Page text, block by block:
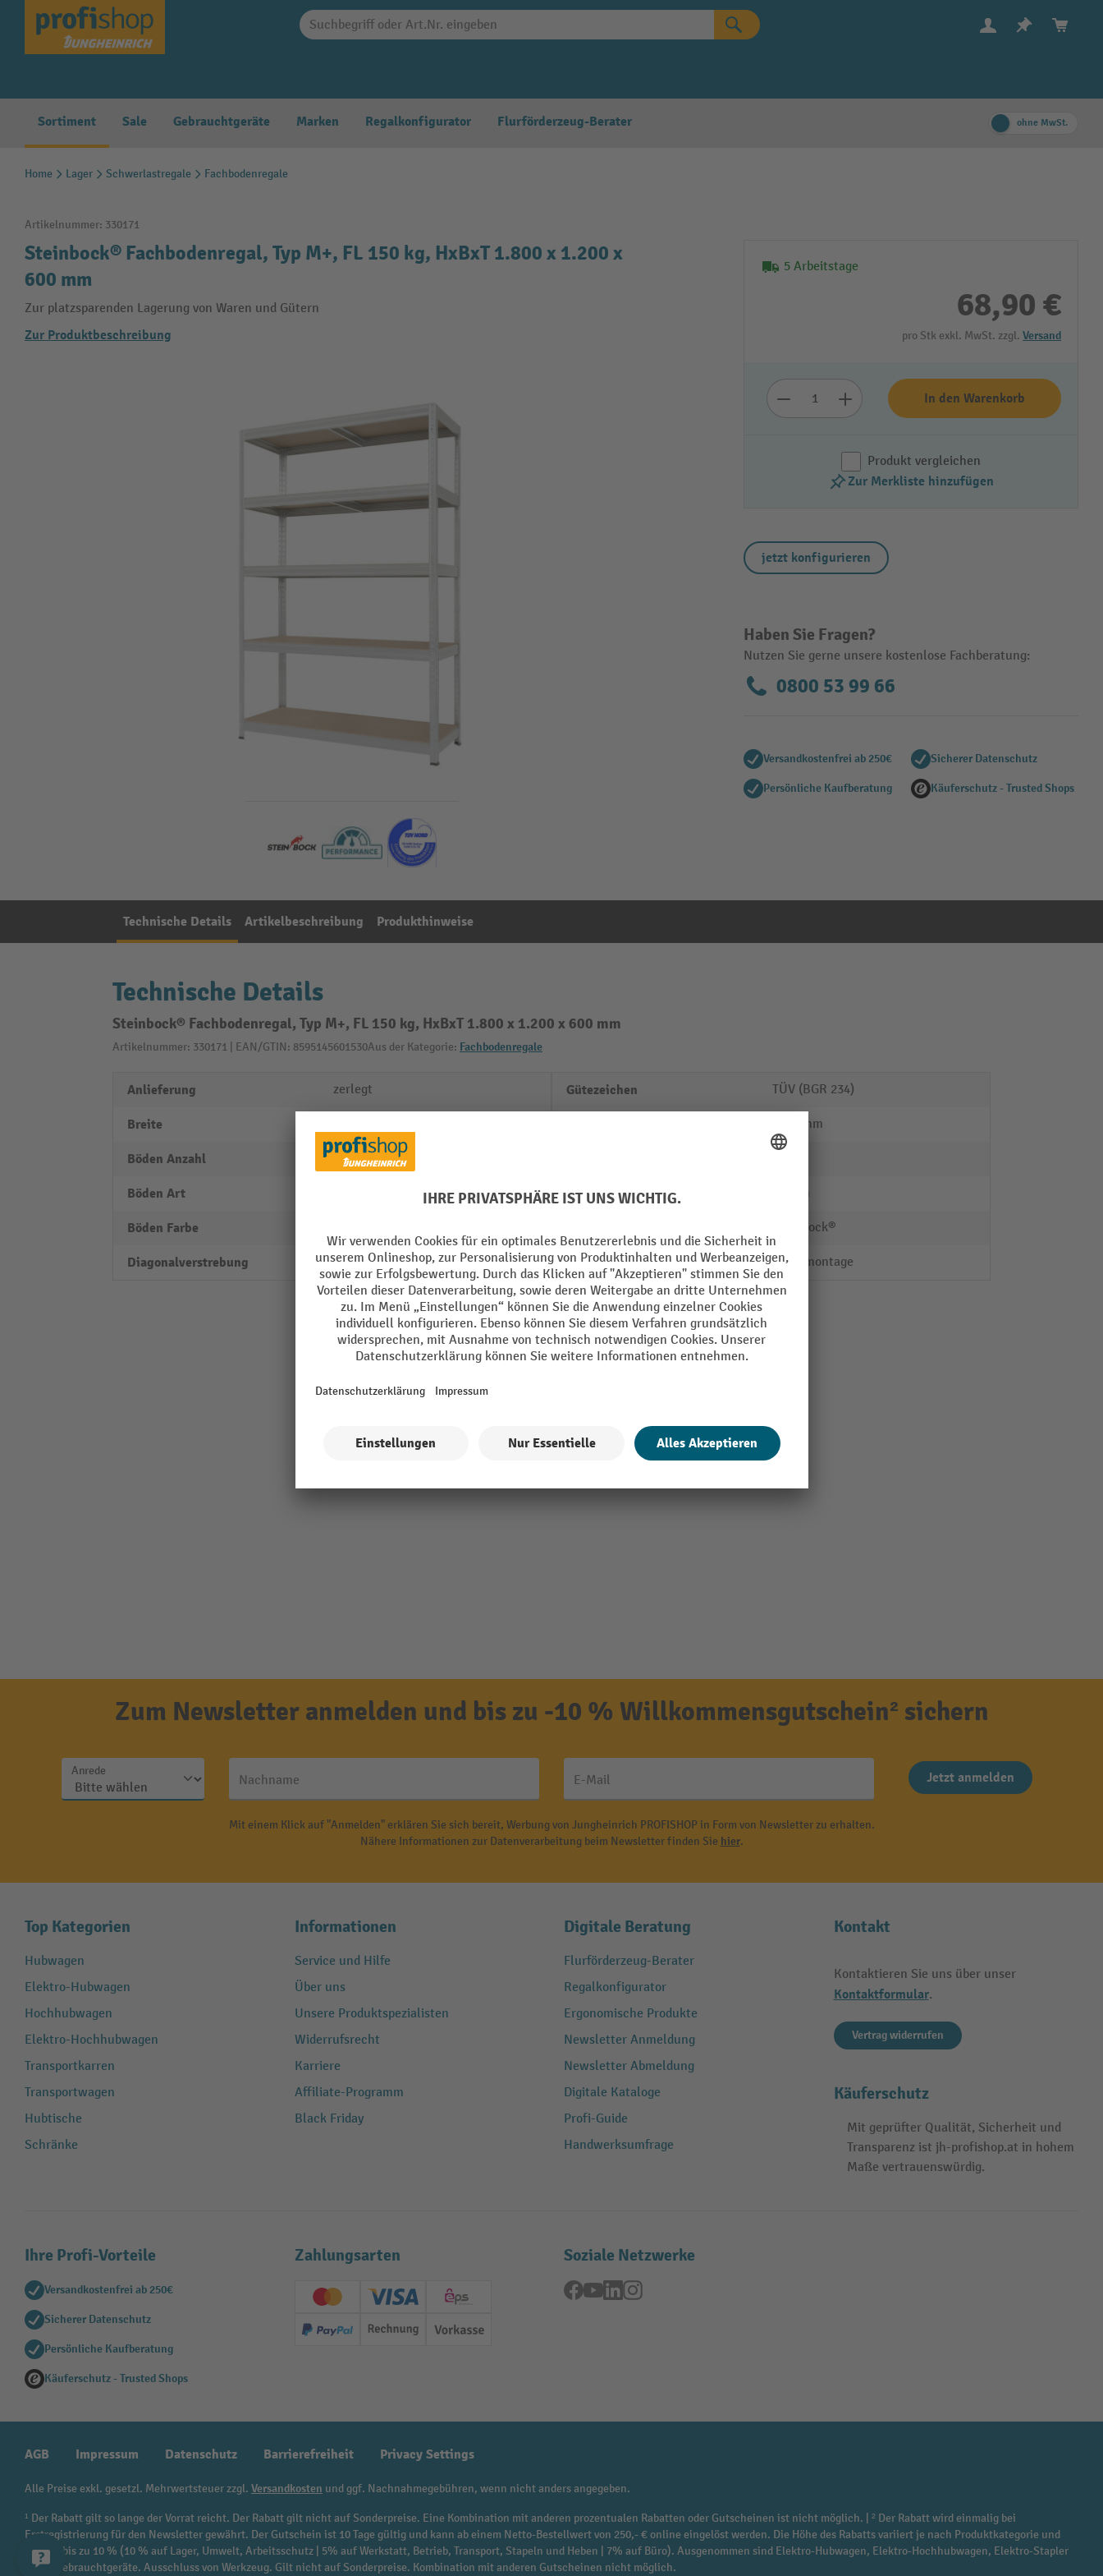
Zur Hauptnavigation springen
Sortiment Sale Gebrauchtgeräte Marken Regalkonfigurator Flurförderzeug-Berater ohne MwSt.
Home Lager Schwerlastregale Fachbodenregale
Artikelnummer: 330171
Steinbock® Fachbodenregal, Typ M+, FL 150 kg, HxBxT 1.800 x 1.200 x
600 mm
Zur platzsparenden Lagerung von Waren und Gütern
Zur Produktbeschreibung
5 Arbeitstage
68,90 €
pro Stk exkl. MwSt. zzgl. Versand
In den Warenkorb
Produkt vergleichen
Zur Merkliste hinzufügen
jetzt konfigurieren
Haben Sie Fragen?
Nutzen Sie gerne unsere kostenlose Fachberatung:
0800 53 99 66
Versandkostenfrei ab 250€ Sicherer Datenschutz
Persönliche Kaufberatung Käuferschutz - Trusted Shops
Technische Details Artikelbeschreibung Produkthinweise
Technische Details
Steinbock® Fachbodenregal, Typ M+, FL 150 kg, HxBxT 1.800 x 1.200 x 600 mm
Artikelnummer: 330171 | EAN/GTIN: 8595145601530Aus der Kategorie: Fachbodenregale
Anlieferung zerlegt
Breite
Böden Anzahl 5
Böden Art
Böden Farbe
Diagonalverstrebung nein
Gütezeichen TÜV (BGR 234)
1800 mm
Lochraster 35 mm
Steinbock®
Montage Steckmontage
Alle technische Details anzeigen
Zum Newsletter anmelden und bis zu -10 % Willkommensgutschein² sichern
Anrede
Nachname E-Mail Jetzt anmelden
Mit einem Klick auf "Anmelden" erklären Sie sich bereit, Werbung von Jungheinrich PROFISHOP in Form von Newsletter zu erhalten.
Nähere Informationen zur Datenverarbeitung beim Newsletter finden Sie hier.
Top Kategorien
Hubwagen
Elektro-Hubwagen
Hochhubwagen
Elektro-Hochhubwagen
Transportkarren
Transportwagen
Hubtische
Schränke
Informationen
Service und Hilfe
Über uns
Unsere Produktspezialisten
Widerrufsrecht
Karriere
Affiliate-Programm
Black Friday
Digitale Beratung
Flurförderzeug-Berater
Regalkonfigurator
Ergonomische Produkte
Newsletter Anmeldung
Newsletter Abmeldung
Digitale Kataloge
Profi-Guide
Handwerksumfrage
Kontakt
Kontaktieren Sie uns über unser
Kontaktformular.
Vertrag widerrufen
Käuferschutz
Mit geprüfter Qualität, Sicherheit und
Transparenz ist jh-profishop.at in hohem
Maße vertrauenswürdig.
Ihre Profi-Vorteile
Versandkostenfrei ab 250€
Sicherer Datenschutz
Persönliche Kaufberatung
Käuferschutz - Trusted Shops
Zahlungsarten
Creditcard (Master)Creditcard (Visa)
EPS
PayPal Rechnung Vorkasse
Soziale Netzwerke
Facebook
YouTubeLinkedInInstagram
AGB Impressum Datenschutz Barrierefreiheit Privacy Settings
Alle Preise exkl. gesetzl. Mehrwertsteuer zzgl. Versandkosten und ggf. Nachnahmegebühren, wenn nicht anders angegeben.
¹ Der Rabatt gilt so lange der Vorrat reicht. Der Rabatt gilt nicht auf Sonderpreise. Eine Kombination mit anderen prozentualen Rabatten oder Gutscheinen ist nicht möglich. | ² Der Rabatt wird einmalig bei
Erstregistrierung für den Newsletter gewährt. Der Gutschein ist 10 Tage gültig und kann ab einem Netto-Bestellwert von 250,- € online eingelöst werden. Die Höhe des Rabatts variiert je nach Produktkategorie und
beträgt bis zu 10 % (10 % auf Lager, Umwelt, Arbeitsschutz | 5% auf Werkstatt, Betrieb, Transport, Stapeln und Heben | 7% auf Büro). Ausgenommen sind Elektro-Hubwagen, Elektro-Hochhubwagen, Elektro-Stapler
sowie Gebrauchtgeräte. Ausschluss von Werkzeug. Gilt nicht auf Sonderpreise. Kombination mit anderen Gutscheinen nicht möglich.